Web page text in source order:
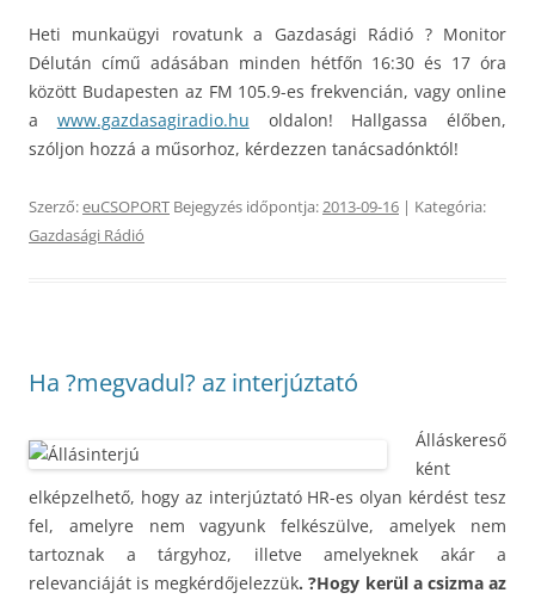
Heti munkaügyi rovatunk a Gazdasági Rádió ? Monitor
Délután című adásában minden hétfőn 16:30 és 17 óra
között Budapesten az FM 105.9-es frekvencián, vagy online
a www.gazdasagiradio.hu oldalon! Hallgassa élőben,
szóljon hozzá a műsorhoz, kérdezzen tanácsadónktól!
Szerző:euCSOPORT Bejegyzés időpontja:2013-09-16 | Kategória:
Gazdasági Rádió
Ha ?megvadul? az interjúztató
Álláskereső
ként
elképzelhető, hogy az interjúztató HR-es olyan kérdést tesz
fel, amelyre nem vagyunk felkészülve, amelyek nem
tartoznak a tárgyhoz, illetve amelyeknek akár a
relevanciáját is megkérdőjelezzük. ?Hogy kerül a csizma az